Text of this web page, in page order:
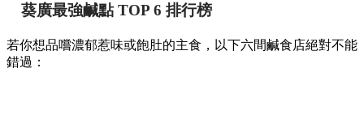
葵廣最強鹹點 TOP 6 排行榜
若你想品嚐濃郁惹味或飽肚的主食，以下六間鹹食店絕對不能
錯過：